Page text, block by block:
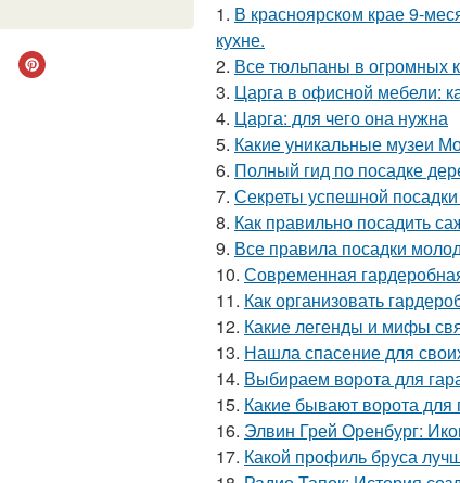
1. В красноярском крае 9-
кухне.
2. Все тюльпаны в огромных
3. Царга в офисной мебели:
4. Царга: для чего она нужна
5. Какие уникальные музеи
6. Полный гид по посадке
7. Секреты успешной
8. Как правильно посадить
9. Все правила посадки
10. Современная
11. Как организовать
12. Какие легенды и мифы
13. Нашла спасение для
14. Выбираем ворота для
15. Какие бывают ворота для
16. Элвин Грей Оренбург:
17. Какой профиль бруса